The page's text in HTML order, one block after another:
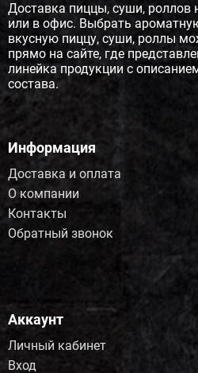
Доставка пиццы, суши, роллов
или в офис. Выбрать
вкусную пиццу, суши, роллы
прямо на сайте, где
линейка продукции с
состава.
Информация
Доставка и оплата
О компании
Контакты
Обратный звонок
Аккаунт
Личный кабинет
Вход